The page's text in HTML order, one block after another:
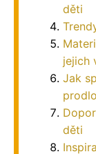
děti
jejich
Jak
děti